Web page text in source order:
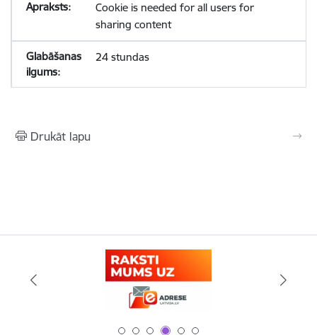
Cookie is needed for all users for
sharing content
24 stundas
Drukāt lapu